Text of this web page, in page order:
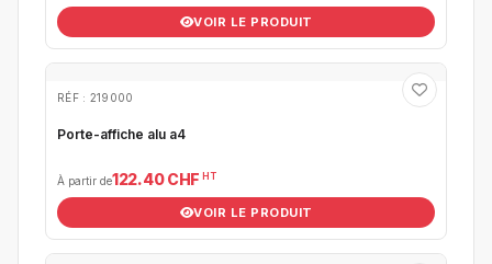
VOIR LE PRODUIT
RÉF : 219000
Porte-affiche alu a4
À partir de122.40 CHF HT
VOIR LE PRODUIT